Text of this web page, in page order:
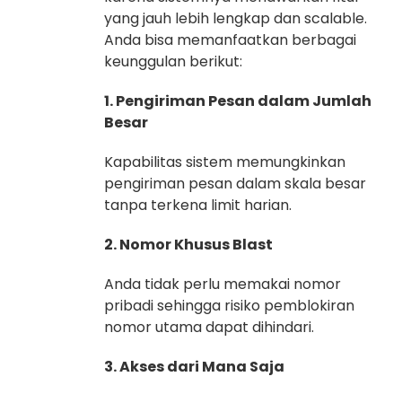
yang jauh lebih lengkap dan scalable.
Anda bisa memanfaatkan berbagai
keunggulan berikut:
1. Pengiriman Pesan dalam Jumlah
Besar
Kapabilitas sistem memungkinkan
pengiriman pesan dalam skala besar
tanpa terkena limit harian.
2. Nomor Khusus Blast
Anda tidak perlu memakai nomor
pribadi sehingga risiko pemblokiran
nomor utama dapat dihindari.
3. Akses dari Mana Saja